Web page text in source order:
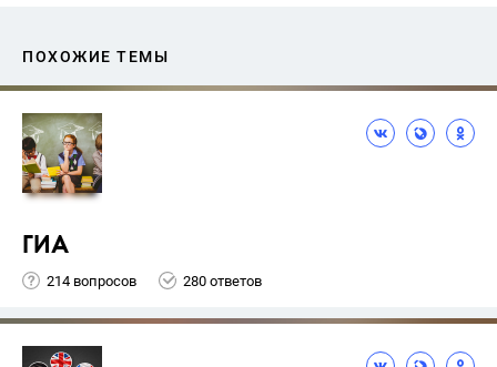
ПОХОЖИЕ ТЕМЫ
ГИА
214 вопросов 280 ответов